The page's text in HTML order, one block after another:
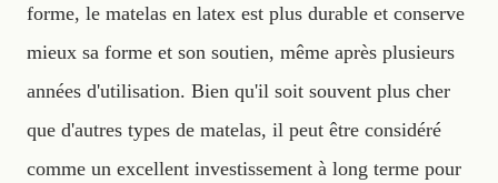
forme, le matelas en latex est plus durable et conserve
mieux sa forme et son soutien, même après plusieurs
années d'utilisation. Bien qu'il soit souvent plus cher
que d'autres types de matelas, il peut être considéré
comme un excellent investissement à long terme pour